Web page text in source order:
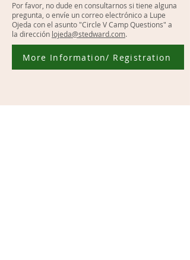
Por favor, no dude en consultarnos si tiene alguna
pregunta, o envíe un correo electrónico a Lupe
Ojeda con el asunto "Circle V Camp Questions" a
la dirección lojeda@stedward.com.
More Information/ Registration